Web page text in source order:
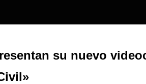
su nuevo